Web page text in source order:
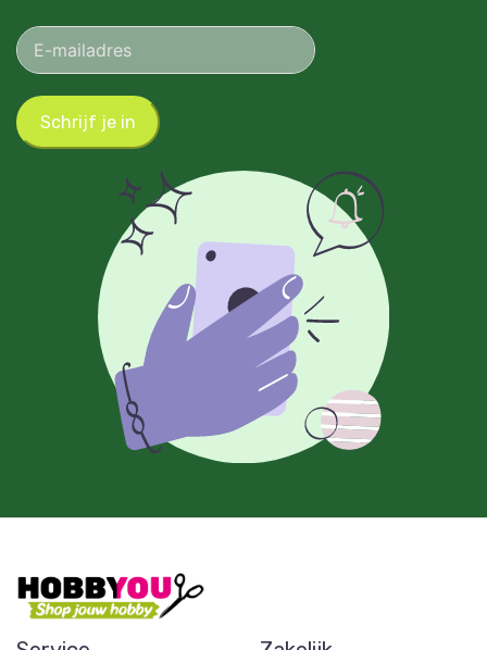
Schrijf je in